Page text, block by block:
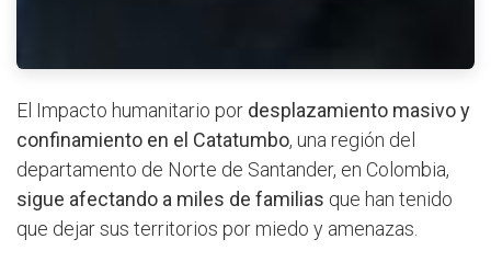
El Impacto humanitario por desplazamiento masivo y
confinamiento en el Catatumbo, una región del
departamento de Norte de Santander, en Colombia,
sigue afectando a miles de familias que han tenido
que dejar sus territorios por miedo y amenazas.